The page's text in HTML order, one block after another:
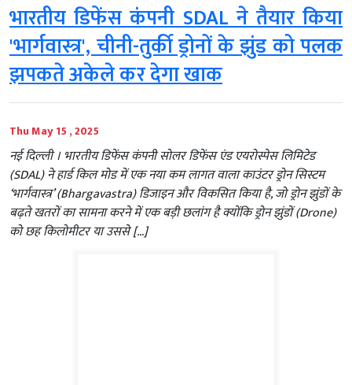
भारतीय डिफेंस कंपनी SDAL ने तैयार किया
'भार्गवास्त्र', चीनी-तुर्की ड्रोनों के झुंड को पलक
झपकते अकेले कर देगा खाक
Thu May 15 , 2025
नई दिल्‍ली । भारतीय डिफेंस कंपनी सोलर डिफेंस एंड एयरोस्पेस लिमिटेड
(SDAL) ने हार्ड किल मोड में एक नया कम लागत वाला काउंटर ड्रोन सिस्टम
‘भार्गवास्त्र’ (Bhargavastra) डिजाइन और विकसित किया है, जो ड्रोन झुंडों के
बढ़ते खतरों का सामना करने में एक बड़ी छलांग है क्योंकि ड्रोन झुंडों (Drone)
को छह किलोमीटर या उससे […]